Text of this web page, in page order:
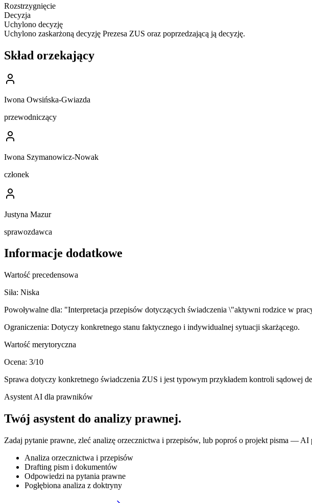
Rozstrzygnięcie
Decyzja
Uchylono decyzję
Uchylono zaskarżoną decyzję Prezesa ZUS oraz poprzedzającą ją decyzję.
Skład orzekający
Iwona Owsińska-Gwiazda
przewodniczący
Iwona Szymanowicz-Nowak
członek
Justyna Mazur
sprawozdawca
Informacje dodatkowe
Wartość precedensowa
Siła: Niska
Powoływalne dla: "Interpretacja przepisów dotyczących świadczenia \"aktywni rodzice w
Ograniczenia: Dotyczy konkretnego stanu faktycznego i indywidualnej sytuacji skarżącego.
Wartość merytoryczna
Ocena: 3/10
Sprawa dotyczy konkretnego świadczenia ZUS i jest typowym przykładem kontroli sądowej
Asystent AI dla prawników
Twój asystent do analizy prawnej.
Zadaj pytanie prawne, zleć analizę orzecznictwa i przepisów, lub poproś o projekt pisma —
Analiza orzecznictwa i przepisów
Drafting pism i dokumentów
Odpowiedzi na pytania prawne
Pogłębiona analiza z doktryny